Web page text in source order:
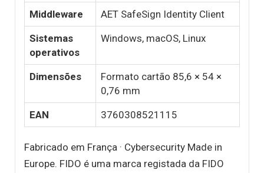
Middleware AET SafeSign Identity Client
Sistemas
operativos
Windows, macOS, Linux
Dimensões
Formato cartão 85,6 × 54 ×
0,76 mm
EAN 3760308521115
Fabricado em França · Cybersecurity Made in
Europe. FIDO é uma marca registada da FIDO